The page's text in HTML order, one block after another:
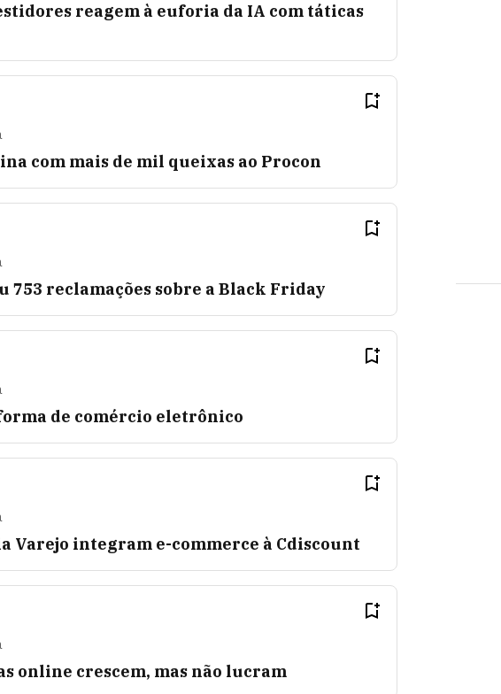
reagem à euforia da IA com táticas
com mais de mil queixas ao Procon
753 reclamações sobre a Black Friday
de comércio eletrônico
Varejo integram e-commerce à Cdiscount
online crescem, mas não lucram